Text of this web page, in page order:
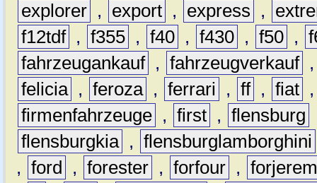
explorer , export , express ,
f12tdf , f355 , f40 , f430 , f50 ,
fahrzeugankauf , fahrzeugverkauf
felicia , feroza , ferrari , ff , fiat
firmenfahrzeuge , first , flensburg
flensburgkia , flensburglamborghini
, ford , forester , forfour ,